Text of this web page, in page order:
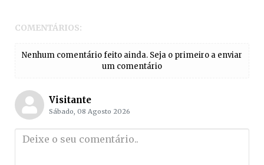
COMENTÁRIOS:
Nenhum comentário feito ainda. Seja o primeiro a enviar
um comentário
Visitante
Sábado, 08 Agosto 2026